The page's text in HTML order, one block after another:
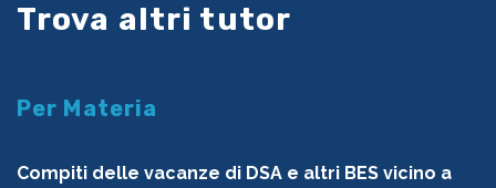
Trova altri tutor
Per Materia
Compiti delle vacanze di DSA e altri BES vicino a